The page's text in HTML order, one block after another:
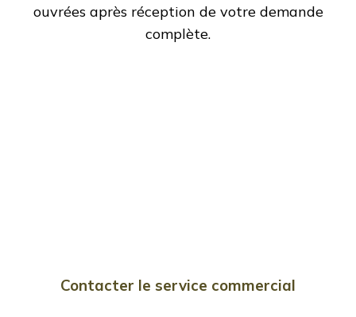
ouvrées après réception de votre demande
complète.
Contacter le service commercial